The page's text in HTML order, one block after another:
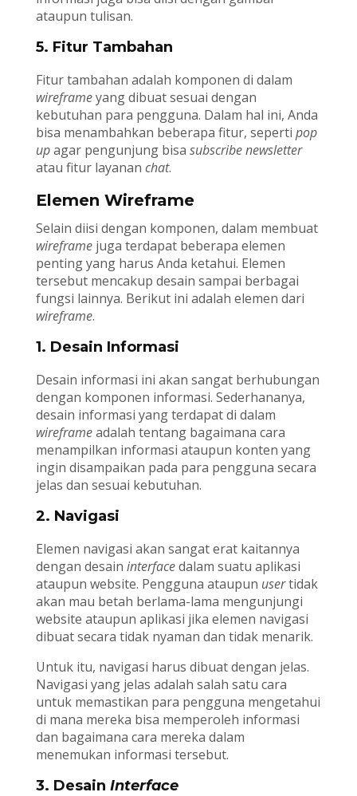
ataupun tulisan.
5. Fitur Tambahan
Fitur tambahan adalah komponen di dalam
wireframeyang dibuat sesuai dengan
kebutuhan para pengguna. Dalam hal ini, Anda
bisa menambahkan beberapa fitur, seperti pop
upagar pengunjung bisa subscribe newsletter
atau fitur layanan chat.
Elemen Wireframe
Selain diisi dengan komponen, dalam membuat
wireframejuga terdapat beberapa elemen
penting yang harus Anda ketahui. Elemen
tersebut mencakup desain sampai berbagai
fungsi lainnya. Berikut ini adalah elemen dari
wireframe.
1. Desain Informasi
Desain informasi ini akan sangat berhubungan
dengan komponen informasi. Sederhananya,
desain informasi yang terdapat di dalam
wireframeadalah tentang bagaimana cara
menampilkan informasi ataupun konten yang
ingin disampaikan pada para pengguna secara
jelas dan sesuai kebutuhan.
2. Navigasi
Elemen navigasi akan sangat erat kaitannya
dengan desain interfacedalam suatu aplikasi
ataupun website. Pengguna ataupun usertidak
akan mau betah berlama-lama mengunjungi
website ataupun aplikasi jika elemen navigasi
dibuat secara tidak nyaman dan tidak menarik.
Untuk itu, navigasi harus dibuat dengan jelas.
Navigasi yang jelas adalah salah satu cara
untuk memastikan para pengguna mengetahui
di mana mereka bisa memperoleh informasi
dan bagaimana cara mereka dalam
menemukan informasi tersebut.
3. Desain Interface